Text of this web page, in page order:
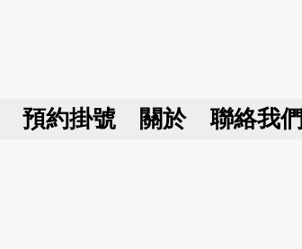
預約掛號 關於 聯絡我們